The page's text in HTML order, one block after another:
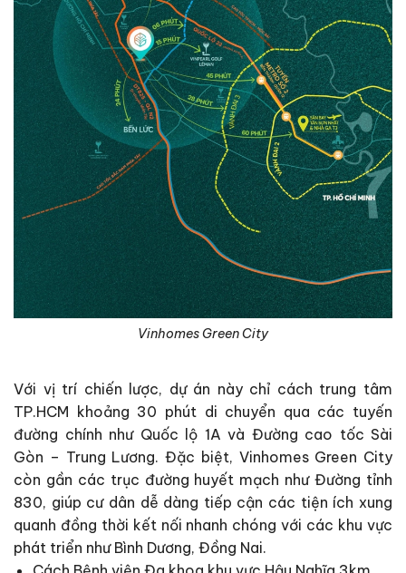
Vinhomes Green City
Với vị trí chiến lược, dự án này chỉ cách trung tâm
TP.HCM khoảng 30 phút di chuyển qua các tuyến
đường chính như Quốc lộ 1A và Đường cao tốc Sài
Gòn – Trung Lương. Đặc biệt, Vinhomes Green City
còn gần các trục đường huyết mạch như Đường tỉnh
830, giúp cư dân dễ dàng tiếp cận các tiện ích xung
quanh đồng thời kết nối nhanh chóng với các khu vực
phát triển như Bình Dương, Đồng Nai.